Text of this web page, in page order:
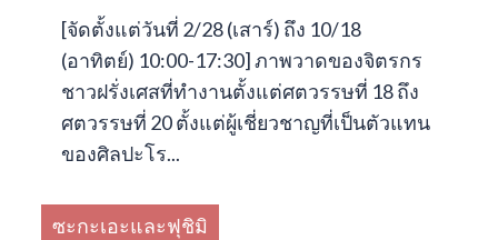
[จัดตั้งแต่วันที่ 2/28 (เสาร์) ถึง 10/18
(อาทิตย์) 10:00-17:30] ภาพวาดของจิตรกร
ชาวฝรั่งเศสที่ทำงานตั้งแต่ศตวรรษที่ 18 ถึง
ศตวรรษที่ 20 ตั้งแต่ผู้เชี่ยวชาญที่เป็นตัวแทน
ของศิลปะโร...
ซะกะเอะและฟุชิมิ